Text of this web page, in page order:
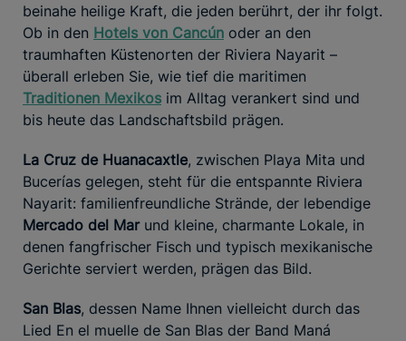
beinahe heilige Kraft, die jeden berührt, der ihr folgt.
Ob in den Hotels von Cancún oder an den
traumhaften Küstenorten der Riviera Nayarit –
überall erleben Sie, wie tief die maritimen
Traditionen Mexikos im Alltag verankert sind und
bis heute das Landschaftsbild prägen.
La Cruz de Huanacaxtle, zwischen Playa Mita und
Bucerías gelegen, steht für die entspannte Riviera
Nayarit: familienfreundliche Strände, der lebendige
Mercado del Marund kleine, charmante Lokale, in
denen fangfrischer Fisch und typisch mexikanische
Gerichte serviert werden, prägen das Bild.
San Blas, dessen Name Ihnen vielleicht durch das
Lied En el muelle de San Blas der Band Maná